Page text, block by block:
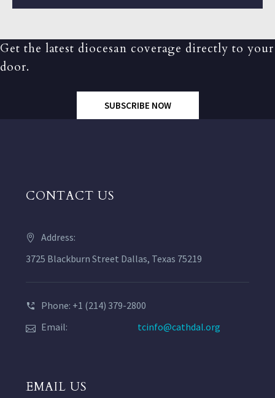
Get the latest diocesan coverage directly to your
door.
SUBSCRIBE NOW
CONTACT US
Address:
3725 Blackburn Street Dallas, Texas 75219
Phone: +1 (214) 379-2800
Email:
tcinfo@cathdal.org
EMAIL US